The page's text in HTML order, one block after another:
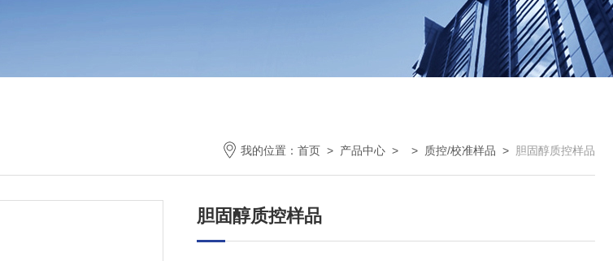
我的位置： 首页 > 产品中心 > > 质控/校准样品 > 胆固醇质控样品
胆固醇质控样品